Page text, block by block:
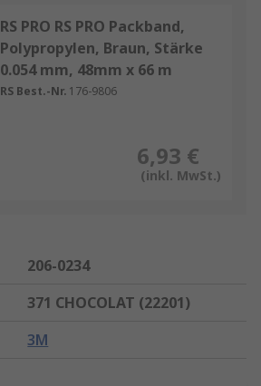
RS PRO RS PRO Packband,
Polypropylen, Braun, Stärke
0.054 mm, 48mm x 66 m
RS Best.-Nr. 176-9806
6,93 €
(inkl. MwSt.)
206-0234
371 CHOCOLAT (22201)
3M